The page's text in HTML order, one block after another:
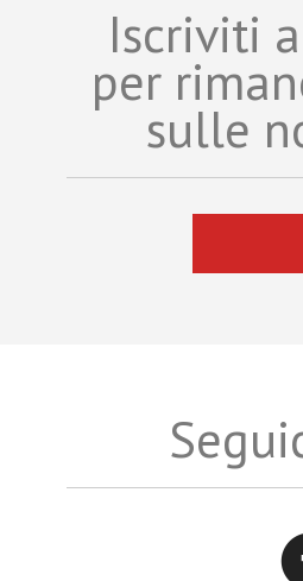
Iscriviti
per
sulle